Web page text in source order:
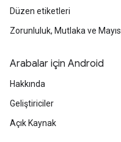
Düzen etiketleri
Zorunluluk, Mutlaka ve Mayıs
Arabalar için Android
Hakkında
Geliştiriciler
Açık Kaynak